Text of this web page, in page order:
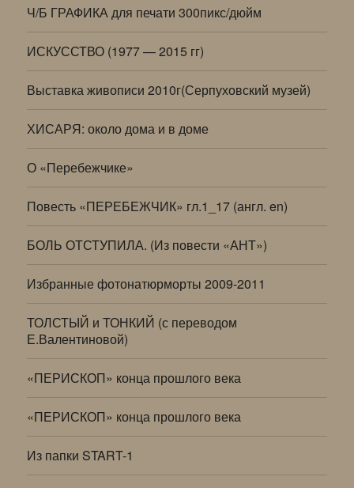
Ч/Б ГРАФИКА для печати 300пикс/дюйм
ИСКУССТВО (1977 — 2015 гг)
Выставка живописи 2010г(Серпуховский музей)
ХИСАРЯ: около дома и в доме
О «Перебежчике»
Повесть «ПЕРЕБЕЖЧИК» гл.1_17 (англ. en)
БОЛЬ ОТСТУПИЛА. (Из повести «АНТ»)
Избранные фотонатюрморты 2009-2011
ТОЛСТЫЙ и ТОНКИЙ (с переводом
Е.Валентиновой)
«ПЕРИСКОП» конца прошлого века
«ПЕРИСКОП» конца прошлого века
Из папки START-1